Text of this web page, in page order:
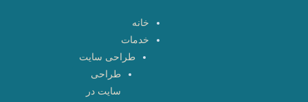
خانه
خدمات
طراحی سایت
طراحی
سایت در